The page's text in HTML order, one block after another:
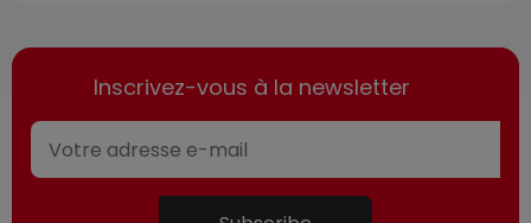
Inscrivez-vous à la newsletter